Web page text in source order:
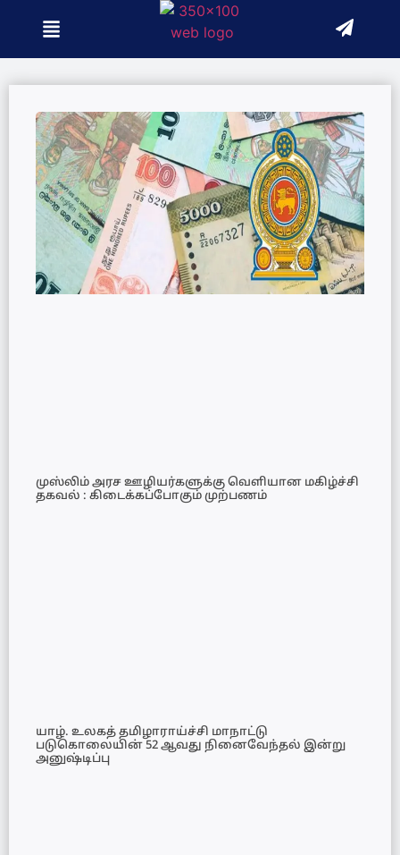
முஸ்லிம் அரச ஊழியர்களுக்கு வெளியான மகிழ்ச்சி
தகவல் : கிடைக்கப்போகும் முற்பணம்
யாழ். உலகத் தமிழாராய்ச்சி மாநாட்டு
படுகொலையின் 52 ஆவது நினைவேந்தல் இன்று
அனுஷ்டிப்பு